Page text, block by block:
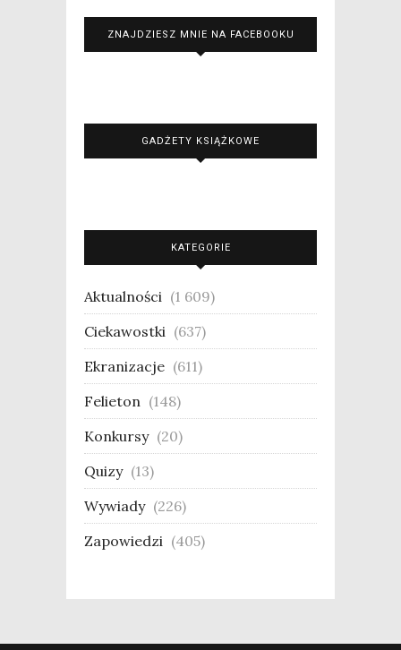
ZNAJDZIESZ MNIE NA FACEBOOKU
GADŻETY KSIĄŻKOWE
KATEGORIE
Aktualności (1 609)
Ciekawostki (637)
Ekranizacje (611)
Felieton (148)
Konkursy (20)
Quizy (13)
Wywiady (226)
Zapowiedzi (405)